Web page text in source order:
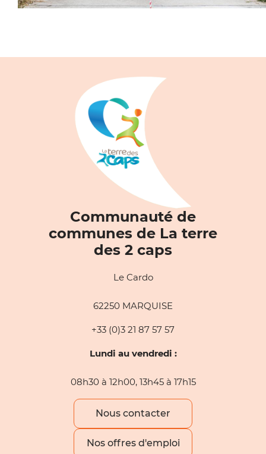
Communauté de
communes de La terre
des 2 caps
Le Cardo
62250 MARQUISE
+33 (0)3 21 87 57 57
Lundi au vendredi :
08h30 à 12h00, 13h45 à 17h15
Nous contacter
Nos offres d'emploi